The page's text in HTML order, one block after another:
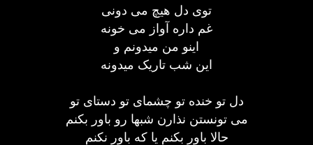
توی دل هیچ می دونی
غم داره آواز می خونه
اینو من میدونم و
این شب تاریک میدونه
دل تو خنده تو چشمای تو دستای تو
می تونستن نذارن شبها رو باور بکنم
حالا باور بکنم یا که باور نکنم